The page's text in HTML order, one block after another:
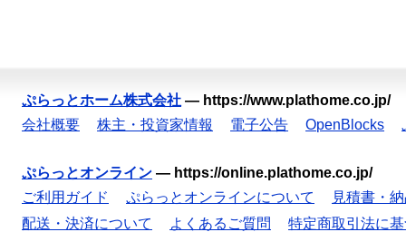
ぷらっとホーム株式会社 — https://www.plathome.co.jp/
会社概要
株主・投資家情報 電子公告 OpenBlocks
ぷらっとオンライン — https://online.plathome.co.jp/
ご利用ガイド
ぷらっとオンラインについて
見積書・
配送・決済について
よくあるご質問
特定商取引法に